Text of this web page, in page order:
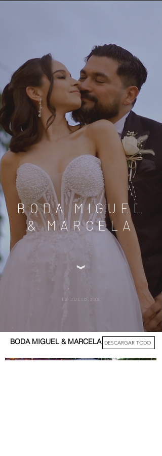
BODA MIGUEL
& MARCELA
19 JULIO.205
BODA MIGUEL & MARCELA DESCARGAR TODO